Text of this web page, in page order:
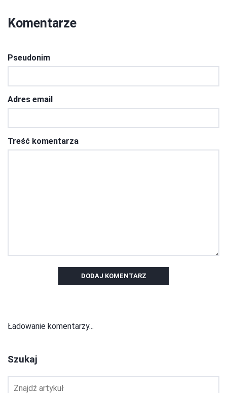
Komentarze
Pseudonim
Adres email
Treść komentarza
DODAJ KOMENTARZ
Ładowanie komentarzy...
Szukaj